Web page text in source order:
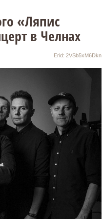
«Ляпис
в Челнах
Erid: 2VSb5xM6Dkn